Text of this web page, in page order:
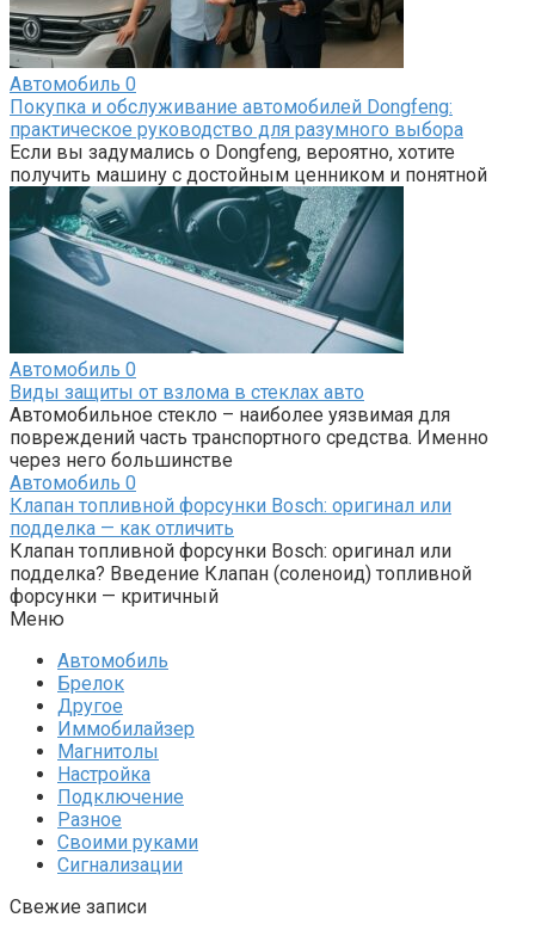
Автомобиль 0
Покупка и обслуживание автомобилей Dongfeng:
практическое руководство для разумного выбора
Если вы задумались о Dongfeng, вероятно, хотите
получить машину с достойным ценником и понятной
Автомобиль 0
Виды защиты от взлома в стеклах авто
Автомобильное стекло – наиболее уязвимая для
повреждений часть транспортного средства. Именно
через него большинстве
Автомобиль 0
Клапан топливной форсунки Bosch: оригинал или
подделка — как отличить
Клапан топливной форсунки Bosch: оригинал или
подделка? Введение Клапан (соленоид) топливной
форсунки — критичный
Меню
Автомобиль
Брелок
Другое
Иммобилайзер
Магнитолы
Настройка
Подключение
Разное
Своими руками
Сигнализации
Свежие записи